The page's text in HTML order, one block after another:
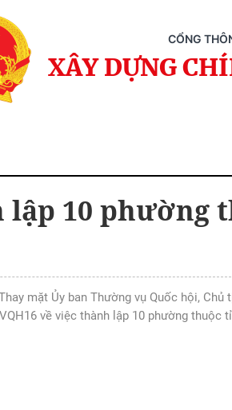
CỔNG
XÂY DỰNG
lập 10 phường
mặt Ủy ban Thường vụ Quốc hội,
về việc thành lập 10 phường thuộc